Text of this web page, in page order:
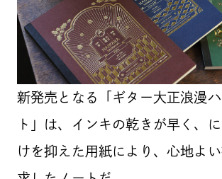
新発売となる「ギター大正浪漫
ト」は、インキの乾きが早く、
けを抑えた用紙により、心地よ